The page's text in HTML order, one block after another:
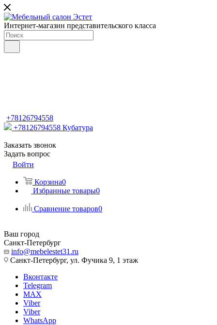
Интернет-магазин представительского класса
+78126794558
+78126794558 Кубатура
Заказать звонок
Задать вопрос
Войти
Корзина0
Избранные товары0
Сравнение товаров0
Ваш город
Санкт-Петербург
info@mebelestet31.ru
Санкт-Петербург, ул. Фучика 9, 1 этаж
Вконтакте
Telegram
MAX
Viber
Viber
WhatsApp